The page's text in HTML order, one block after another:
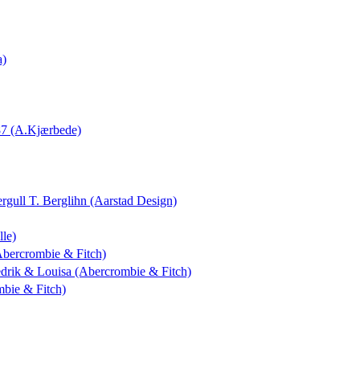
(A.Kjærbede)
T. Berglihn (Aarstad Design)
& Fitch)
& Louisa (Abercrombie & Fitch)
& Fitch)